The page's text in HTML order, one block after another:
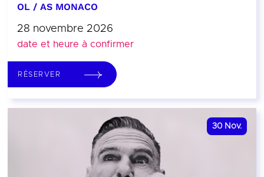
OL / AS MONACO
28 novembre 2026
date et heure à confirmer
RÉSERVER
30 Nov.